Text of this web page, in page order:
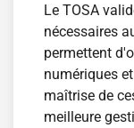
Le TOSA
nécessaires
permettent
numériques
maîtrise de
meilleure